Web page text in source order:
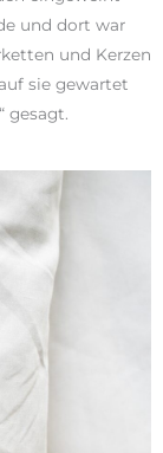
und dort war
und Kerzen
sie gewartet
gesagt.